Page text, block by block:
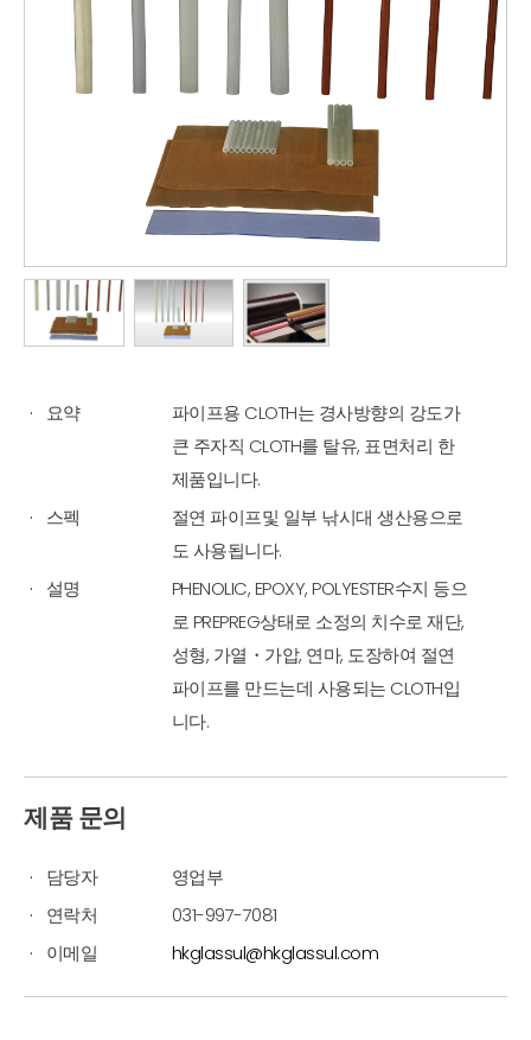
요약
파이프용 CLOTH는 경사방향의 강도가
큰 주자직 CLOTH를 탈유, 표면처리 한
제품입니다.
스펙
절연 파이프및 일부 낚시대 생산용으로
도 사용됩니다.
설명
PHENOLIC, EPOXY, POLYESTER수지 등으
로 PREPREG상태로 소정의 치수로 재단,
성형, 가열・가압, 연마, 도장하여 절연
파이프를 만드는데 사용되는 CLOTH입
니다.
제품 문의
담당자
영업부
연락처
031-997-7081
이메일
hkglassul@hkglassul.com